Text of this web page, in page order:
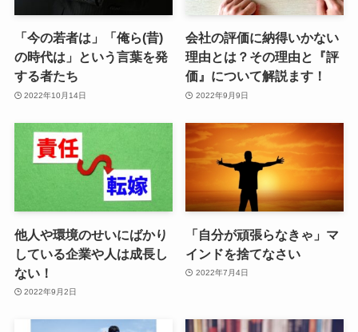
「今の若者は」「俺ら(昔)
の時代は」という言葉を発
する者たち
2022年10月14日
会社の評価に納得いかない
理由とは？その理由と『評
価』について解説ます！
2022年9月9日
他人や環境のせいにばかり
している企業や人は成長し
ない！
2022年9月2日
「自分が頑張らなきゃ」マ
インドを捨てなさい
2022年7月4日